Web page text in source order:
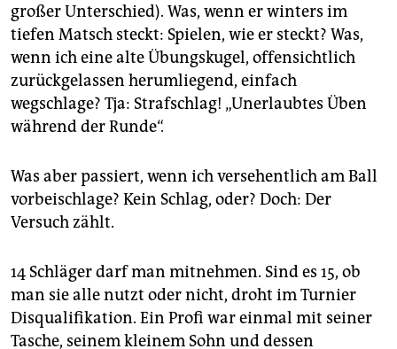
großer Unterschied). Was, wenn er winters im
tiefen Matsch steckt: Spielen, wie er steckt? Was,
wenn ich eine alte Übungskugel, offensichtlich
zurückgelassen herumliegend, einfach
wegschlage? Tja: Strafschlag! „Unerlaubtes Üben
während der Runde“.
Was aber passiert, wenn ich versehentlich am Ball
vorbeischlage? Kein Schlag, oder? Doch: Der
Versuch zählt.
14 Schläger darf man mitnehmen. Sind es 15, ob
man sie alle nutzt oder nicht, droht im Turnier
Disqualifikation. Ein Profi war einmal mit seiner
Tasche, seinem kleinem Sohn und dessen